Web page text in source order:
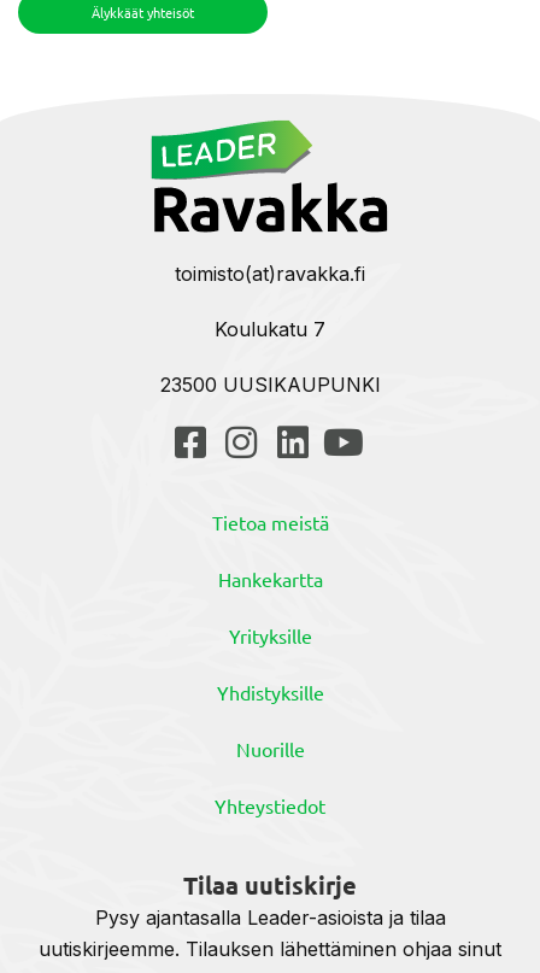
Älykkäät yhteisöt
toimisto(at)ravakka.fi
Koulukatu 7
23500 UUSIKAUPUNKI
Tietoa meistä
Hankekartta
Yrityksille
Yhdistyksille
Nuorille
Yhteystiedot
Tilaa uutiskirje
Pysy ajantasalla Leader-asioista ja tilaa
uutiskirjeemme. Tilauksen lähettäminen ohjaa sinut